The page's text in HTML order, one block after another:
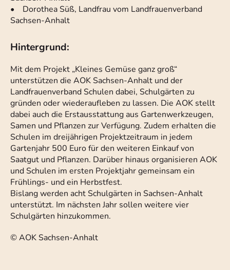
• Dorothea Süß, Landfrau vom Landfrauenverband
Sachsen-Anhalt
Hintergrund:
Mit dem Projekt „Kleines Gemüse ganz groß“
unterstützen die AOK Sachsen-Anhalt und der
Landfrauenverband Schulen dabei, Schulgärten zu
gründen oder wiederaufleben zu lassen. Die AOK stellt
dabei auch die Erstausstattung aus Gartenwerkzeugen,
Samen und Pflanzen zur Verfügung. Zudem erhalten die
Schulen im dreijährigen Projektzeitraum in jedem
Gartenjahr 500 Euro für den weiteren Einkauf von
Saatgut und Pflanzen. Darüber hinaus organisieren AOK
und Schulen im ersten Projektjahr gemeinsam ein
Frühlings- und ein Herbstfest.
Bislang werden acht Schulgärten in Sachsen-Anhalt
unterstützt. Im nächsten Jahr sollen weitere vier
Schulgärten hinzukommen.
© AOK Sachsen-Anhalt